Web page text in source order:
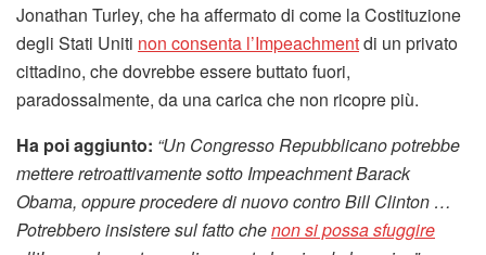
Jonathan Turley, che ha affermato di come la Costituzione
degli Stati Uniti non consenta l’Impeachmentdi un privato
cittadino, che dovrebbe essere buttato fuori,
paradossalmente, da una carica che non ricopre più.
Ha poi aggiunto: “Un Congresso Repubblicano potrebbe
mettere retroattivamente sotto Impeachment Barack
Obama, oppure procedere di nuovo contro Bill Clinton …
Potrebbero insistere sul fatto chenon si possa sfuggire